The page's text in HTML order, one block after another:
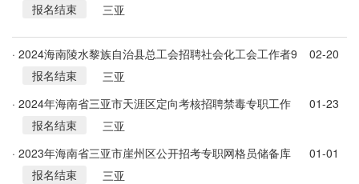
网格员储备库人员50名
报名结束
三亚
· 2024海南陵水黎族自治县总工会招聘社会化工会工作者9
人公告
02-20
报名结束
三亚
· 2024年海南省三亚市天涯区定向考核招聘禁毒专职工作
人员若干名
01-23
报名结束
三亚
· 2023年海南省三亚市崖州区公开招考专职网格员储备库
人员100名
01-01
报名结束
三亚